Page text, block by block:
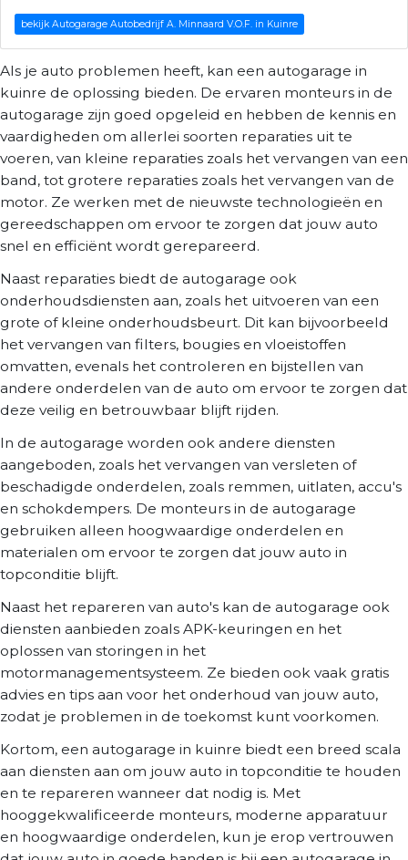
bekijk Autogarage Autobedrijf A. Minnaard V.O.F. in Kuinre
Als je auto problemen heeft, kan een autogarage in
kuinre de oplossing bieden. De ervaren monteurs in de
autogarage zijn goed opgeleid en hebben de kennis en
vaardigheden om allerlei soorten reparaties uit te
voeren, van kleine reparaties zoals het vervangen van een
band, tot grotere reparaties zoals het vervangen van de
motor. Ze werken met de nieuwste technologieën en
gereedschappen om ervoor te zorgen dat jouw auto
snel en efficiënt wordt gerepareerd.
Naast reparaties biedt de autogarage ook
onderhoudsdiensten aan, zoals het uitvoeren van een
grote of kleine onderhoudsbeurt. Dit kan bijvoorbeeld
het vervangen van filters, bougies en vloeistoffen
omvatten, evenals het controleren en bijstellen van
andere onderdelen van de auto om ervoor te zorgen dat
deze veilig en betrouwbaar blijft rijden.
In de autogarage worden ook andere diensten
aangeboden, zoals het vervangen van versleten of
beschadigde onderdelen, zoals remmen, uitlaten, accu's
en schokdempers. De monteurs in de autogarage
gebruiken alleen hoogwaardige onderdelen en
materialen om ervoor te zorgen dat jouw auto in
topconditie blijft.
Naast het repareren van auto's kan de autogarage ook
diensten aanbieden zoals APK-keuringen en het
oplossen van storingen in het
motormanagementsysteem. Ze bieden ook vaak gratis
advies en tips aan voor het onderhoud van jouw auto,
zodat je problemen in de toekomst kunt voorkomen.
Kortom, een autogarage in kuinre biedt een breed scala
aan diensten aan om jouw auto in topconditie te houden
en te repareren wanneer dat nodig is. Met
hooggekwalificeerde monteurs, moderne apparatuur
en hoogwaardige onderdelen, kun je erop vertrouwen